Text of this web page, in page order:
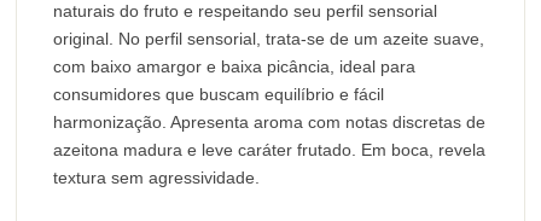
naturais do fruto e respeitando seu perfil sensorial
original. No perfil sensorial, trata-se de um azeite suave,
com baixo amargor e baixa picância, ideal para
consumidores que buscam equilíbrio e fácil
harmonização. Apresenta aroma com notas discretas de
azeitona madura e leve caráter frutado. Em boca, revela
textura sem agressividade.